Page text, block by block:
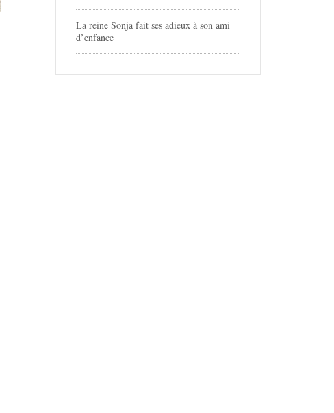
La reine Sonja fait ses adieux à son ami
d’enfance